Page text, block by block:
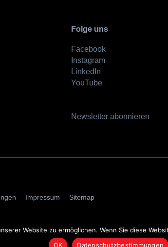
Folge uns
Facebook
Instagram
LinkedIn
YouTube
Newsletter abonnieren
AGBs
Impressum Sitemap
Website zu ermöglichen. Wenn Sie diese
OK
Datenschutzbestimmungen